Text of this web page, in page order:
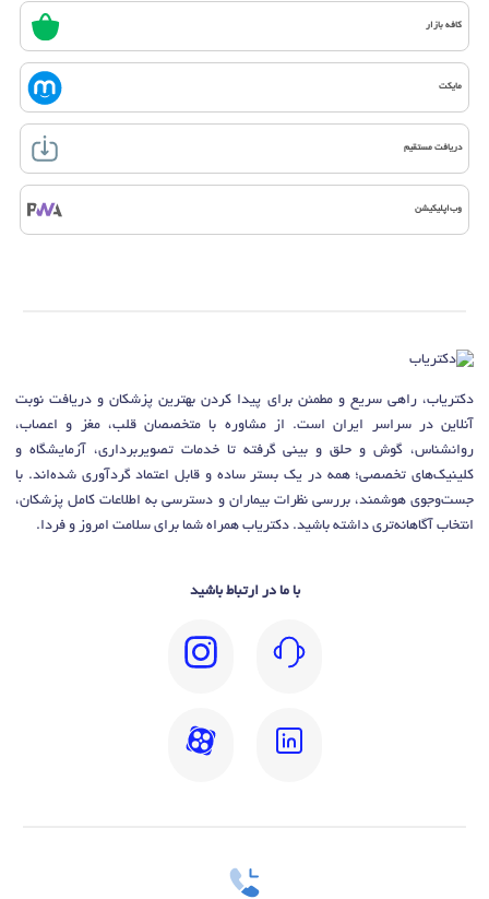
کافه بازار
مایکت
دریافت مستقیم
وب‌اپلیکیشن
دکتریاب، راهی سریع و مطمئن برای پیدا کردن بهترین پزشکان و دریافت نوبت
آنلاین در سراسر ایران است. از مشاوره با متخصصان قلب، مغز و اعصاب،
روانشناس، گوش و حلق و بینی گرفته تا خدمات تصویربرداری، آزمایشگاه و
کلینیک‌های تخصصی؛ همه در یک بستر ساده و قابل اعتماد گردآوری شده‌اند. با
جست‌وجوی هوشمند، بررسی نظرات بیماران و دسترسی به اطلاعات کامل پزشکان،
انتخاب آگاهانه‌تری داشته باشید. دکتریاب همراه شما برای سلامت امروز و فردا.
با ما در ارتباط باشید